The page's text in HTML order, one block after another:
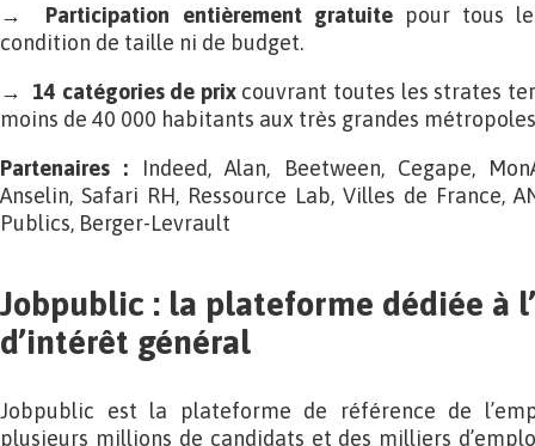
→ Participation entièrement gratuite pour tous
condition de taille ni de budget.
→ 14 catégories de prix couvrant toutes les strates
moins de 40 000 habitants aux très grandes
Partenaires :
Indeed, Alan, Beetween, Cegape,
Anselin, Safari RH, Ressource Lab, Villes de France,
Publics, Berger-Levrault
Jobpublic : la plateforme dédiée à
d’intérêt général
Jobpublic est la plateforme de référence de
plusieurs millions de candidats et des milliers